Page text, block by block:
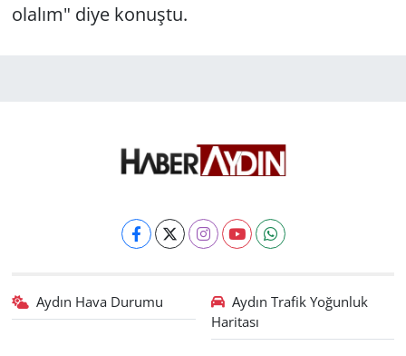
olalım" diye konuştu.
Aydın Hava Durumu
Aydın Trafik Yoğunluk
Haritası